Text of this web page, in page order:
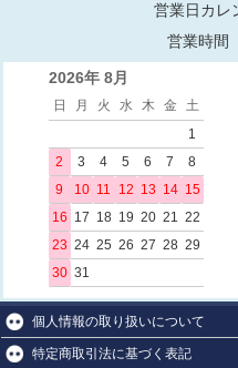
営業日カレ
営業時間
2026年 8月
日 月 火 水 木 金
土
1
2
3 4 5 6 7
8
9
10 11 12 13 14 15
16 17 18 19 20 21 22
23 24 25 26 27 28 29
30 31
個人情報の取り扱いについて
特定商取引法に基づく表記